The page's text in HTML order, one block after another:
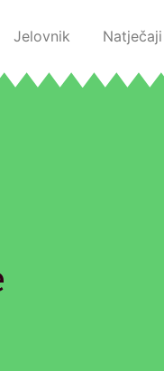
Jelovnik Natječaji